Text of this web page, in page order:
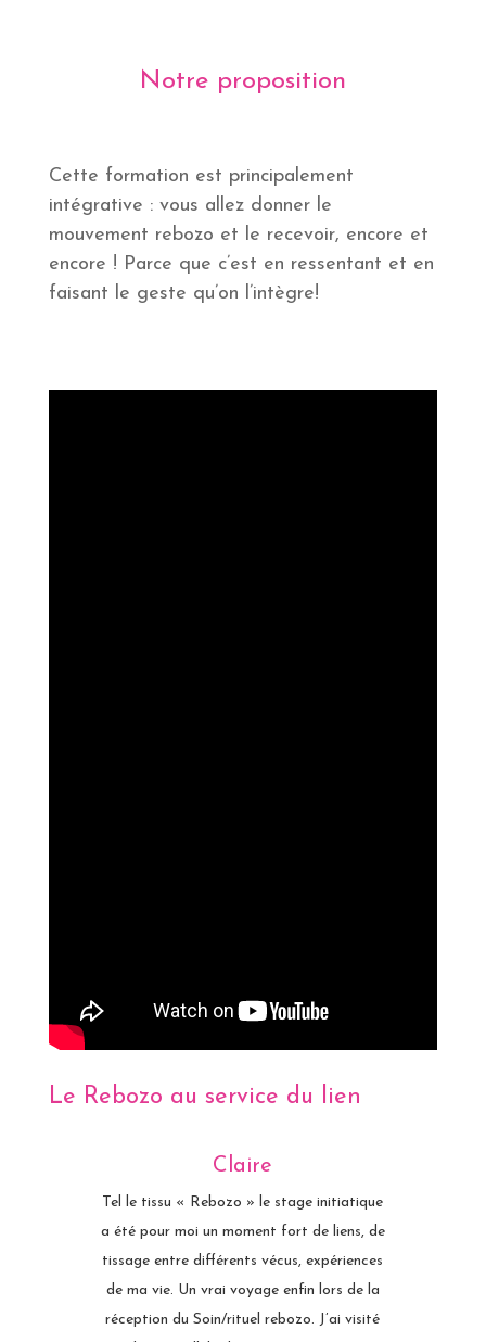
Notre proposition
Cette formation est principalement
intégrative : vous allez donner le
mouvement rebozo et le recevoir, encore et
encore ! Parce que c’est en ressentant et en
faisant le geste qu’on l’intègre!
Le Rebozo au service du lien
Claire
Tel le tissu « Rebozo » le stage initiatique
a été pour moi un moment fort de liens, de
tissage entre différents vécus, expériences
de ma vie. Un vrai voyage enfin lors de la
réception du Soin/rituel rebozo. J’ai visité